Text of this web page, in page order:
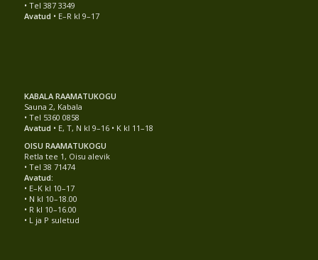
• Tel 387 3349
Avatud • E–R kl 9–17
KABALA RAAMATUKOGU
Sauna 2, Kabala
• Tel 5360 0858
Avatud • E, T, N kl 9–16 • K kl 11–18
OISU RAAMATUKOGU
Retla tee 1, Oisu alevik
• Tel 38 71474
Avatud:
• E–K kl 10–17
• N kl 10–18.00
• R kl 10–16.00
• L ja P suletud